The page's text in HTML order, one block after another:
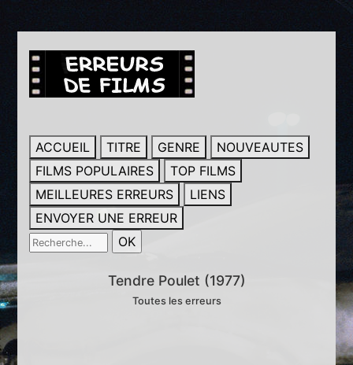
ACCUEIL TITRE GENRE
NOUVEAUTES
FILMS POPULAIRES
TOP FILMS
MEILLEURES ERREURS
LIENS
ENVOYER UNE ERREUR
Tendre Poulet (1977)
Toutes les erreurs